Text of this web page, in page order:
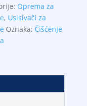
Oprema za
, Usisivači za
Oznaka: Čišćenje